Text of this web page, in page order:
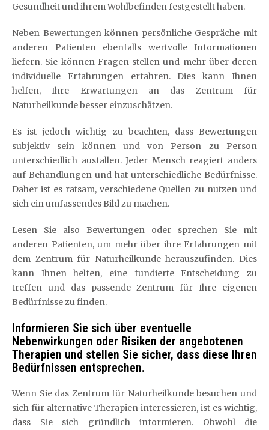
Gesundheit und ihrem Wohlbefinden festgestellt haben.
Neben Bewertungen können persönliche Gespräche mit
anderen Patienten ebenfalls wertvolle Informationen
liefern. Sie können Fragen stellen und mehr über deren
individuelle Erfahrungen erfahren. Dies kann Ihnen
helfen, Ihre Erwartungen an das Zentrum für
Naturheilkunde besser einzuschätzen.
Es ist jedoch wichtig zu beachten, dass Bewertungen
subjektiv sein können und von Person zu Person
unterschiedlich ausfallen. Jeder Mensch reagiert anders
auf Behandlungen und hat unterschiedliche Bedürfnisse.
Daher ist es ratsam, verschiedene Quellen zu nutzen und
sich ein umfassendes Bild zu machen.
Lesen Sie also Bewertungen oder sprechen Sie mit
anderen Patienten, um mehr über ihre Erfahrungen mit
dem Zentrum für Naturheilkunde herauszufinden. Dies
kann Ihnen helfen, eine fundierte Entscheidung zu
treffen und das passende Zentrum für Ihre eigenen
Bedürfnisse zu finden.
Informieren Sie sich über eventuelle
Nebenwirkungen oder Risiken der angebotenen
Therapien und stellen Sie sicher, dass diese Ihren
Bedürfnissen entsprechen.
Wenn Sie das Zentrum für Naturheilkunde besuchen und
sich für alternative Therapien interessieren, ist es wichtig,
dass Sie sich gründlich informieren. Obwohl die